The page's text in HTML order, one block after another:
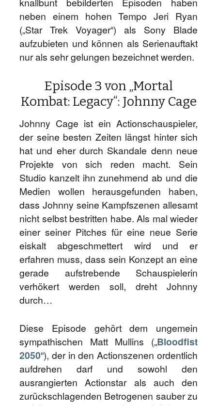
neben einem hohen Tempo Jeri Ryan
(„Star Trek Voyager“) als Sony Blade
aufzubieten und können als Serienauftakt
nur als sehr gelungen bezeichnet werden.
Episode 3 von „Mortal
Kombat: Legacy“: Johnny Cage
Johnny Cage ist ein Actionschauspieler,
der seine besten Zeiten längst hinter sich
hat und eher durch Skandale denn neue
Projekte von sich reden macht. Sein
Studio kanzelt ihn zunehmend ab und die
Medien wollen herausgefunden haben,
dass Johnny seine Kampfszenen allesamt
nicht selbst bestritten habe. Als mal wieder
einer seiner Pitches für eine neue Serie
eiskalt abgeschmettert wird und er
erfahren muss, dass sein Konzept an eine
gerade aufstrebende Schauspielerin
verhökert werden soll, dreht Johnny
durch…
Diese Episode gehört dem ungemein
sympathischen Matt Mullins („Bloodfist
2050“), der in den Actionszenen ordentlich
aufdrehen darf und sowohl den
ausrangierten Actionstar als auch den
zurückschlagenden Betrogenen sauber zu